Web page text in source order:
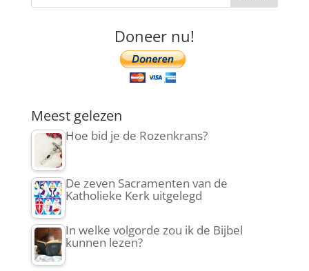
Doneer nu!
Meest gelezen
Hoe bid je de Rozenkrans?
De zeven Sacramenten van de
Katholieke Kerk uitgelegd
In welke volgorde zou ik de Bijbel
kunnen lezen?